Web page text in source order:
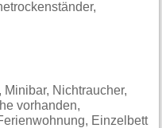
Nichtraucher,
vorhanden,
Einzelbett